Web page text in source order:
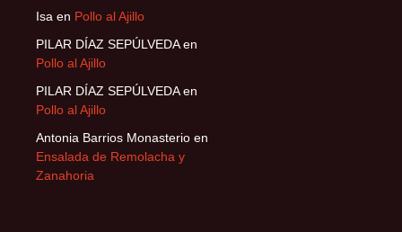
Isa en Pollo al Ajillo
PILAR DÍAZ SEPÚLVEDAen
Pollo al Ajillo
PILAR DÍAZ SEPÚLVEDAen
Pollo al Ajillo
Antonia Barrios Monasterio en
Ensalada de Remolacha y
Zanahoria